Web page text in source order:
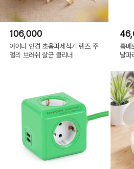
106,000
아이니 안경 초음파세척기 렌즈 주
얼리 브러쉬 살균 클리너
홈매
날파